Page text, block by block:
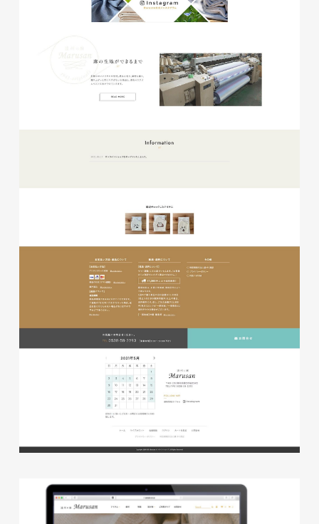
株式会社ベストブラス様 EC
サイト制作
#HTML/CSSコーディング
#レスポンシブWebデザイン
#Shopify